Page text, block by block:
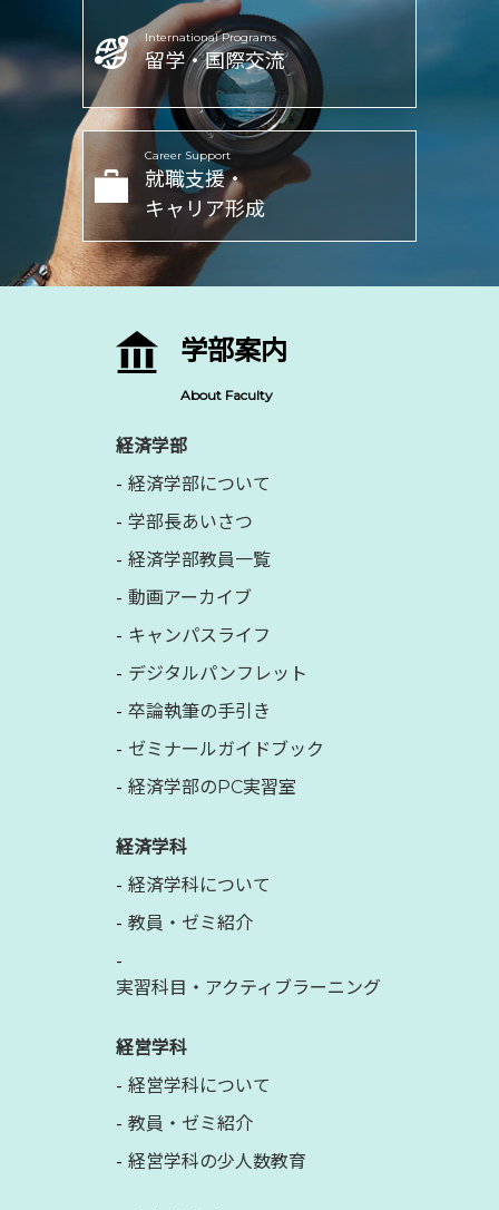
International Programs
留学・国際交流
Career Support
就職支援・
キャリア形成
学部案内
About Faculty
経済学部
経済学部について
学部長あいさつ
経済学部教員一覧
動画アーカイブ
キャンパスライフ
デジタルパンフレット
卒論執筆の手引き
ゼミナールガイドブック
経済学部のPC実習室
経済学科
経済学科について
教員・ゼミ紹介
実習科目・アクティブラーニング
経営学科
経営学科について
教員・ゼミ紹介
経営学科の少人数教育